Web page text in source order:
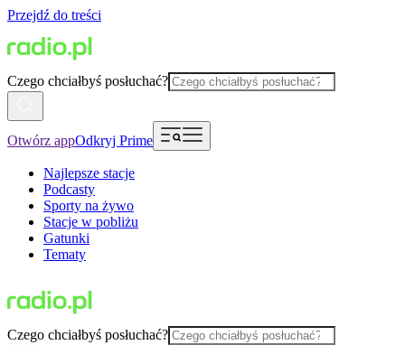
Przejdź do treści
Czego chciałbyś posłuchać?
Otwórz appOdkryj Prime
Najlepsze stacje
Podcasty
Sporty na żywo
Stacje w pobliżu
Gatunki
Tematy
Czego chciałbyś posłuchać?